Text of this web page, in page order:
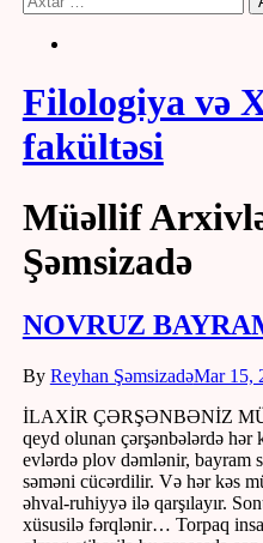
Filologiya və
fakültəsi
Müəllif
Şəmsizadə
NOVRUZ
By Reyhan ŞəmsizadəMar 15,
İLAXİR ÇƏRŞƏNBƏNİZ
qeyd olunan çərşənbələrdə hər
evlərdə plov dəmlənir, bayram
səməni cücərdilir. Və hər kəs
əhval-ruhiyyə ilə qarşılayır.
xüsusilə fərqlənir… Torpaq insan